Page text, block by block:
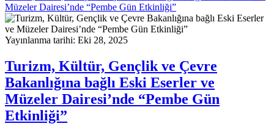
Müzeler Dairesi’nde “Pembe Gün Etkinliği”
Yayınlanma tarihi: Eki 28, 2025
Turizm, Kültür, Gençlik ve Çevre
Bakanlığına bağlı Eski Eserler ve
Müzeler Dairesi’nde “Pembe Gün
Etkinliği”